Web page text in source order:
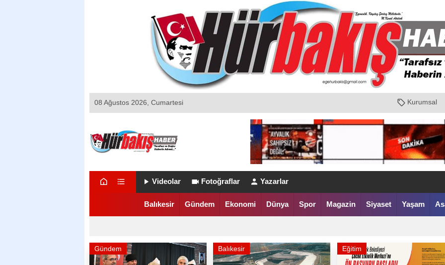
08 Ağustos 2026, Cumartesi Kurumsal
Videolar Fotoğraflar Yazarlar
Balıkesir Gündem Ekonomi Dünya Spor Magazin Siyaset Yaşam
Gündem Balıkesir Eğitim